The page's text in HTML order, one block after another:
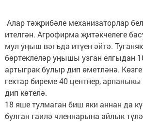
Алар тәҗрибәле механизаторлар
ителгән. Агрофирма җитәкчелеге
мул уңыш вәгъдә итүен әйтә.
бөртеклеләр уңышы узган елгыдан
артыграк булыр дип өметләнә.
гектар биреме 40 центнер,
дип көтелә.
18 яше тулмаган биш яки аннан да
булган гаилә членнарына айлык